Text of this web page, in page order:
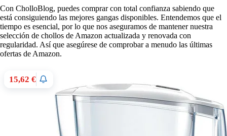
Con CholloBlog, puedes comprar con total confianza sabiendo que
está consiguiendo las mejores gangas disponibles. Entendemos que el
tiempo es esencial, por lo que nos aseguramos de mantener nuestra
selección de chollos de Amazon actualizada y renovada con
regularidad. Así que asegúrese de comprobar a menudo las últimas
ofertas de Amazon.
15,62 €